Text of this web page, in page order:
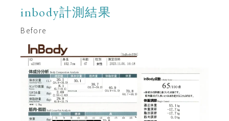
inbody計測結果
Before